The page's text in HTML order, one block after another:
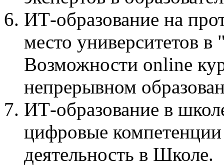
ИТ-образование на
место университетов
Возможности online
непрерывном
ИТ-образование в
цифровые
деятельность в Школе.